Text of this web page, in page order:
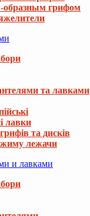
образным грифом
та лавками
лавки
та дисків
лежачи
и лавками